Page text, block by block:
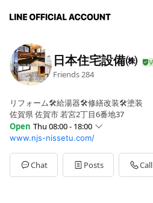
日本住宅設備㈱
Friends 284
リフォーム🛠給湯器🛠修繕改装🛠塗装
佐賀県 佐賀市 若宮2丁目6番地37
Open Thu 08:00 - 18:00
SunClosed
Mon08:00 - 18:00
Tue08:00 - 18:00
Wed08:00 - 18:00
www.njs-nissetu.com/
Chat Posts Call